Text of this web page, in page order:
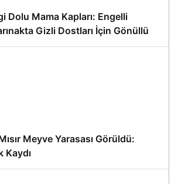
Dolu Mama Kapları: Engelli
Gizli Dostları İçin Gönüllü
Meyve Yarasası Görüldü:
Kaydı